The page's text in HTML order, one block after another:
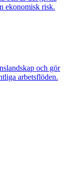
ekonomisk risk.
och gör
arbetsflöden.